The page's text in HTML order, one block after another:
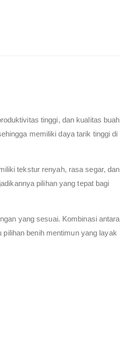
tinggi, dan kualitas buah
memiliki daya tarik tinggi di
tekstur renyah, rasa segar, dan
pilihan yang tepat bagi
yang sesuai. Kombinasi antara
benih mentimun yang layak